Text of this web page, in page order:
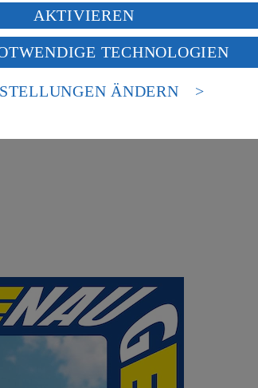
Daten in den USA durch Facebook und
willigst du im Sinne des Art. 49 Abs. 1 Satz 1 lit.
verarbeitet werden. Der EuGH sieht die USA als
nicht angemessenen Datenschutzniveau an. Es
Behörden.
AKTIVIEREN
TECHNOLOGIEN
ÄNDERN